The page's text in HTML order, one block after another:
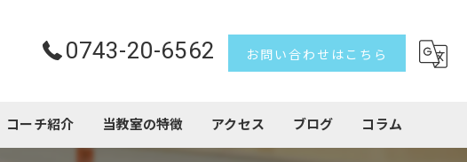
0743-20-6562 お問い合わせはこちら
コーチ紹介 当教室の特徴 アクセス ブログ コラム